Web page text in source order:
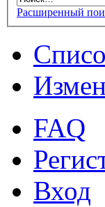
Расширенный
FAQ
Вход